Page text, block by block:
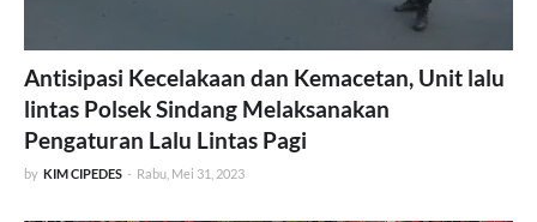
Antisipasi Kecelakaan dan Kemacetan, Unit lalu
lintas Polsek Sindang Melaksanakan
Pengaturan Lalu Lintas Pagi
by KIM CIPEDES - Rabu, Mei 31, 2023